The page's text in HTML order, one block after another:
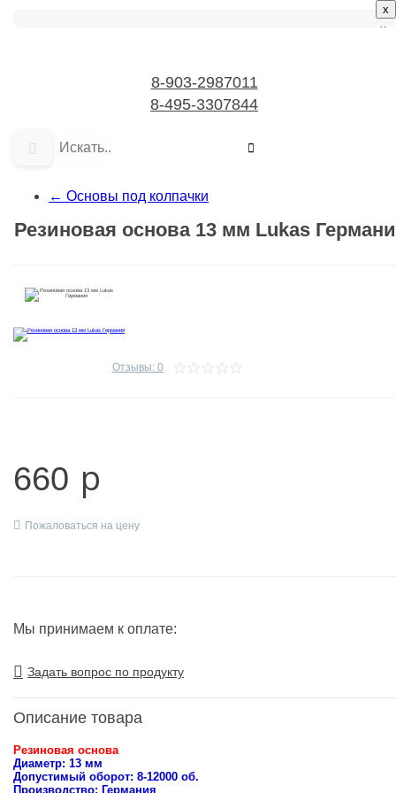
x
8-903-2987011
8-495-3307844
Оборудование для салонов красоты
Подарочные наборы
Цветные витражные гели Yoko
Лаки для ногтей
Материалы для дизайна
Переводные татуировки
Пилки профессиональные
← Основы под колпачки
Резиновая основа 13 мм Lukas
Отзывы: 0
660 p
Пожаловаться на цену
Мы принимаем к оплате:
Задать вопрос по продукту
Описание товара
Резиновая основа
Диаметр: 13 мм
Допустимый оборот: 8-12000 об.
Производство: Германия
x